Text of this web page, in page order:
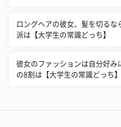
ロングヘアの彼女、髪を切るな
派は【大学生の常識どっち】
彼女のファッションは自分好み
の8割は【大学生の常識どっち】